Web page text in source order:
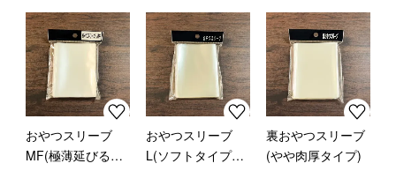
おやつスリーブ
MF(極薄延びる素
おやつスリーブ
L(ソフトタイプキ
裏おやつスリーブ
(やや肉厚タイプ)